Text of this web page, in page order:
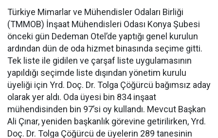
Türkiye Mimarlar ve Mühendisler Odaları Birliği
(TMMOB) İnşaat Mühendisleri Odası Konya Şubesi
önceki gün Dedeman Otel’de yaptığı genel kurulun
ardından dün de oda hizmet binasında seçime gitti.
Tek liste ile gidilen ve çarşaf liste uygulamasının
yapıldığı seçimde liste dışından yönetim kurulu
üyeliği için Yrd. Doç. Dr. Tolga Çöğürcü bağımsız aday
olarak yer aldı. Oda üyesi bin 834 inşaat
mühendisinden bin 97’si oy kullandı. Mevcut Başkan
Ali Çınar, yeniden başkanlık görevine getirilirken, Yrd.
Doç. Dr. Tolga Çöğürcü de üyelerin 289 tanesinin